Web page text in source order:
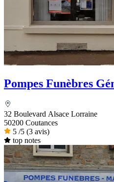
Pompes Funèbres
32 Boulevard Alsace Lorraine
50200 Coutances
5 /5 (3 avis)
top notes